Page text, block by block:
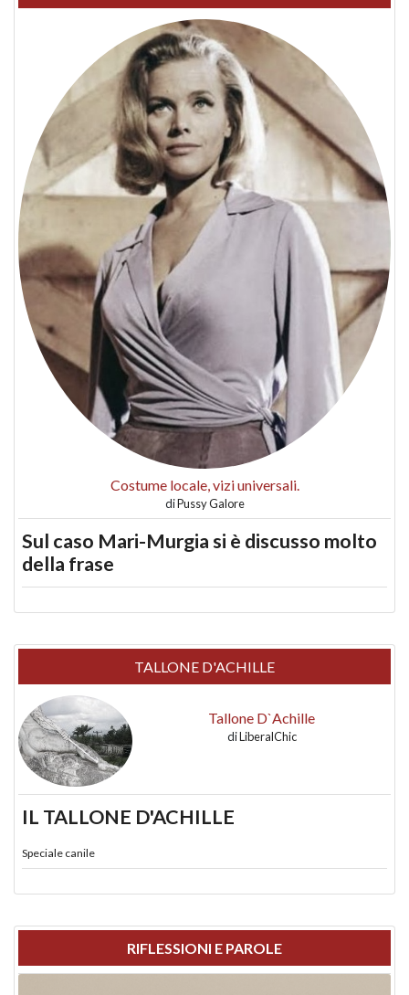
Costume locale, vizi universali.
diPussy Galore
Sul caso Mari-Murgia si è discusso molto
della frase
TALLONE D'ACHILLE
Tallone D`Achille
diLiberalChic
IL TALLONE D'ACHILLE
Speciale canile
RIFLESSIONI E PAROLE